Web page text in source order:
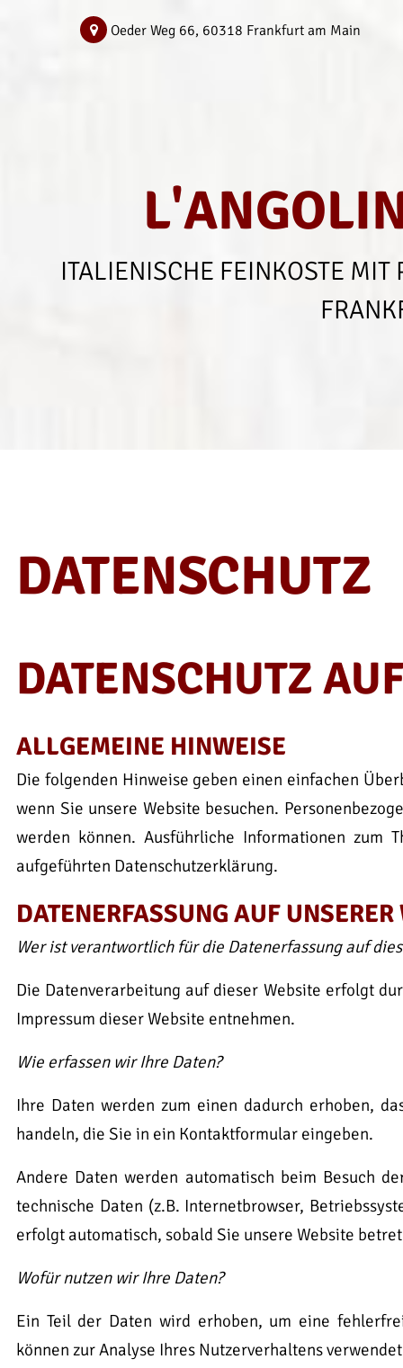
Oeder Weg 66, 60318 Frankfurt am Main
ITALIENISCHE FEINKOSTE MIT
DATENSCHUTZ
DATENSCHUTZ
ALLGEMEINE HINWEISE
Die folgenden Hinweise geben einen einfachen
wenn Sie unsere Website besuchen.
werden können. Ausführliche Informationen zum
aufgeführten Datenschutzerklärung.
DATENERFASSUNG AUF
Wer ist verantwortlich für die Datenerfassung auf
Die Datenverarbeitung auf dieser Website erfolgt
Impressum dieser Website entnehmen.
Wie erfassen wir Ihre Daten?
Ihre Daten werden zum einen dadurch erhoben,
handeln, die Sie in ein Kontaktformular eingeben.
Andere Daten werden automatisch beim Besuch
technische Daten (z.B. Internetbrowser,
erfolgt automatisch, sobald Sie unsere Website
Wofür nutzen wir Ihre Daten?
Ein Teil der Daten wird erhoben, um eine
können zur Analyse Ihres Nutzerverhaltens